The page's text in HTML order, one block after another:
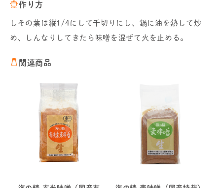
作り方
しその葉は縦1/4にして千切りにし、鍋に油を熱して炒
め、しんなりしてきたら味噌を混ぜて火を止める。
関連商品